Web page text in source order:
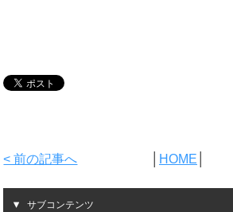
< 前の記事へ HOME
サブコンテンツ